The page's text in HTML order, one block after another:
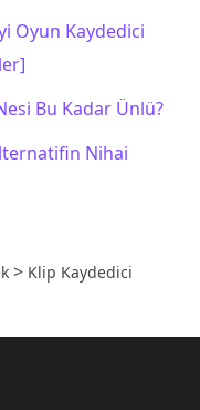
Oyun Kaydedici
Bu Kadar Ünlü?
Nihai
> Klip Kaydedici